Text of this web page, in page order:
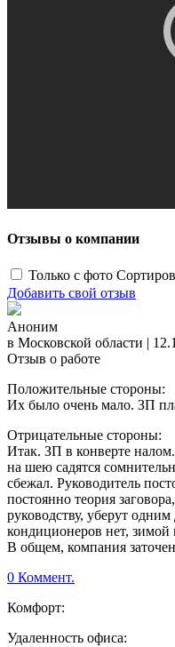
Отзывы о компании
Только с фото
Добавить свой отзыв
Аноним
в Московской области |
Отзыв о работе
Положительные стороны:
Их было очень мало. ЗП
Отрицательные стороны:
Итак. ЗП в конверте
на шею садятся
сбежал. Руководитель
постоянно теория
руководству, уберут
кондиционеров нет, зимой
В общем, компания
0 Коммент.
Комфорт:
Удаленность офиса: